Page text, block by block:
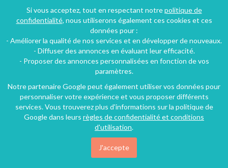
Cuzorn (23 km), Lot-et-Garonne, Aquitaine, Nouvelle-Aquitaine, France
Si vous acceptez, tout en respectant notrepolitique de
confidentialité, nous utiliserons également ces cookies et ces
données pour :
- Améliorer la qualité de nos services et en développer de nouveaux.
- Diffuser des annonces en évaluant leur efficacité.
- Proposer des annonces personnalisées en fonction de vos
paramètres.
Notre partenaire Google peut également utiliser vos données pour
personnaliser votre expérience et vous proposer différents
services. Vous trouverez plus d'informations sur la politique de
Google dans leurs règles de confidentialité et conditions
d'utilisation.
J'accepte